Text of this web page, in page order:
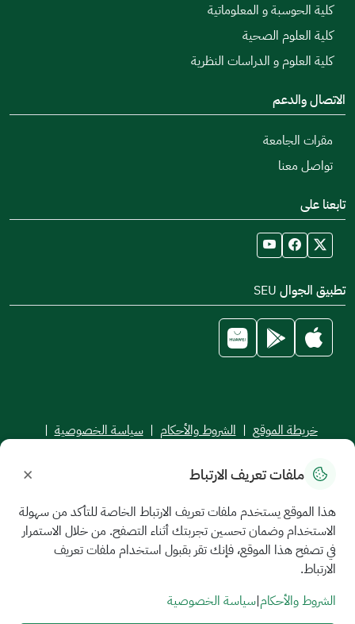
كلية الحوسبة و المعلوماتية
كلية العلوم الصحية
كلية العلوم و الدراسات النظرية
الاتصال والدعم
مقرات الجامعة
تواصل معنا
تابعنا على
تطبيق الجوال SEU
خريطة الموقع | الشروط والأحكام | سياسة الخصوصية |
جميع الحقوق محفوظة للجامعة السعودية الإلكترونية © 2026
ملفات تعريف الارتباط ×
هذا الموقع يستخدم ملفات تعريف الارتباط الخاصة للتأكد من سهولة
الاستخدام وضمان تحسين تجربتك أثناء التصفح. من خلال الاستمرار
في تصفح هذا الموقع، فإنك تقر بقبول استخدام ملفات تعريف
الارتباط.
الشروط والأحكام|سياسة الخصوصية